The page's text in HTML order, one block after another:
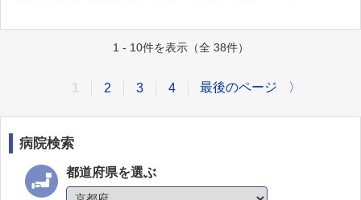
1 - 10件を表示（全 38件）
2 3 4 最後のページ 〉
病院検索
都道府県を選ぶ